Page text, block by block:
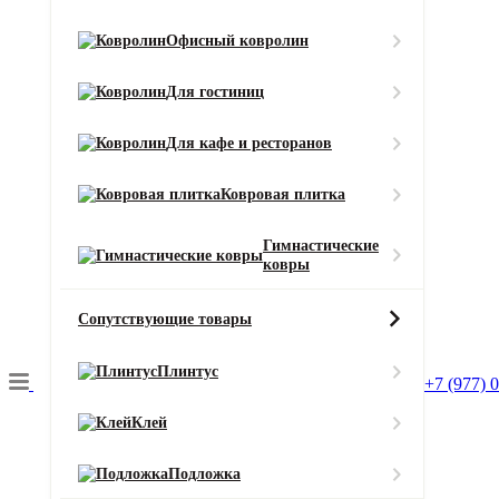
Офисный ковролин
Для гостиниц
Для кафе и ресторанов
Ковровая плитка
Гимнастические
ковры
Сопутствующие товары
Плинтус
Клей
Подложка
+7 (977)
Класс износостойкости
Область применения
Тип ворса
Ширина рулона (м)
1, 2, 3, 4, 5
Длина (м)